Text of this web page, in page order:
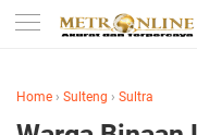
Home › Sulteng › Sultra